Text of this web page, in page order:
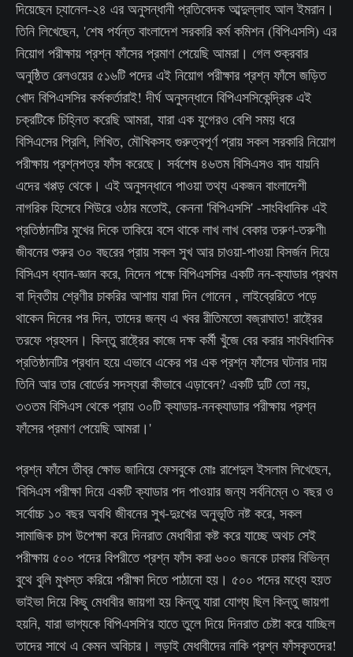
দিয়েছেন চ্যানেল-২৪ এর অনুসন্ধানী প্রতিবেদক আব্দুল্লাহ আল ইমরান।
তিনি লিখেছেন, 'শেষ পর্যন্ত বাংলাদেশ সরকারি কর্ম কমিশন (বিপিএসসি) এর
নিয়োগ পরীক্ষায় প্রশ্ন ফাঁসের প্রমাণ পেয়েছি আমরা। গেল শুক্রবার
অনুষ্ঠিত রেলওয়ের ৫১৬টি পদের এই নিয়োগ পরীক্ষার প্রশ্ন ফাঁসে জড়িত
খোদ বিপিএসসির কর্মকর্তারাই! দীর্ঘ অনুসন্ধানে বিপিএসসিকেন্দ্রিক এই
চক্রটিকে চিহ্নিত করেছি আমরা, যারা এক যুগেরও বেশি সময় ধরে
বিসিএসের প্রিলি, লিখিত, মৌখিকসহ গুরুত্বপূর্ণ প্রায় সকল সরকারি নিয়োগ
পরীক্ষায় প্রশ্নপত্র ফাঁস করেছে। সর্বশেষ ৪৬তম বিসিএসও বাদ যায়নি
এদের খপ্পড় থেকে। এই অনুসন্ধানে পাওয়া তথ্য একজন বাংলাদেশী
নাগরিক হিসেবে শিউরে ওঠার মতোই, কেননা 'বিপিএসসি' -সাংবিধানিক এই
প্রতিষ্ঠানটির মুখের দিকে তাকিয়ে বসে থাকে লাখ লাখ বেকার তরুণ-তরুণী৷
জীবনের শুরুর ৩০ বছরের প্রায় সকল সুখ আর চাওয়া-পাওয়া বিসর্জন দিয়ে
বিসিএস ধ্যান-জ্ঞান করে, নিদেন পক্ষে বিপিএসসির একটি নন-ক্যাডার প্রথম
বা দ্বিতীয় শ্রেণীর চাকরির আশায় যারা দিন গোনেন , লাইব্রেরিতে পড়ে
থাকেন দিনের পর দিন, তাদের জন্য এ খবর রীতিমতো বজ্রাঘাত! রাষ্ট্রের
তরফে প্রহসন। কিন্তু রাষ্ট্রের কাজে দক্ষ কর্মী খুঁজে বের করার সাংবিধানিক
প্রতিষ্ঠানটির প্রধান হয়ে এভাবে একের পর এক প্রশ্ন ফাঁসের ঘটনার দায়
তিনি আর তার বোর্ডের সদস্যরা কীভাবে এড়াবেন? একটি দুটি তো নয়,
৩৩তম বিসিএস থেকে প্রায় ৩০টি ক্যাডার-ননক্যাডাার পরীক্ষায় প্রশ্ন
ফাঁসের প্রমাণ পেয়েছি আমরা।'
প্রশ্ন ফাঁসে তীব্র ক্ষোভ জানিয়ে ফেসবুকে মোঃ রাশেদুল ইসলাম লিখেছেন,
'বিসিএস পরীক্ষা দিয়ে একটি ক্যাডার পদ পাওয়ার জন্য সর্বনিম্নে ৩ বছর ও
সর্বোচ্চ ১০ বছর অবধি জীবনের সুখ-দুঃখের অনুভূতি নষ্ট করে, সকল
সামাজিক চাপ উপেক্ষা করে দিনরাত মেধাবীরা কষ্ট করে যাচ্ছে অথচ সেই
পরীক্ষায় ৫০০ পদের বিপরীতে প্রশ্ন ফাঁস করা ৬০০ জনকে ঢাকার বিভিন্ন
বুথে বুলি মুখস্ত করিয়ে পরীক্ষা দিতে পাঠানো হয়। ৫০০ পদের মধ্যে হয়ত
ভাইভা দিয়ে কিছু মেধাবীর জায়গা হয় কিন্তু যারা যোগ্য ছিল কিন্তু জায়গা
হয়নি, যারা ভাগ্যকে বিপিএসসি'র হাতে তুলে দিয়ে দিনরাত চেষ্টা করে যাচ্ছিল
তাদের সাথে এ কেমন অবিচার। লড়াই মেধাবীদের নাকি প্রশ্ন ফাঁসকৃতদের!